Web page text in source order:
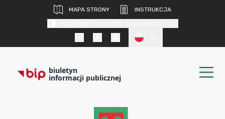
MAPA STRONY
INSTRUKCJA
biuletyn
informacji publicznej